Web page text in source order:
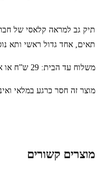
תאים, אחד גדול ראשי ותא
משלוח עד הבית: 29 ש”ח או איסוף עצמי
מוצר זה חסר כרגע במלאי
מוצרים קשורים